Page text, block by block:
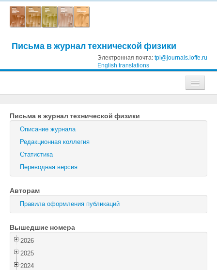
Письма в журнал технической физики
Электронная почта: tpl@journals.ioffe.ru
English translations
Журнал технической физики
Письма в Журнал технической физики
Физика твердого тела
Физика и техника полупроводников
Оптика и спектроскопия
Поиск
Войти
Письма в журнал технической физики
Описание журнала
Редакционная коллегия
Статистика
Переводная версия
Авторам
Правила оформления публикаций
Вышедшие номера
2026
2025
2024